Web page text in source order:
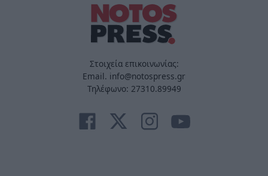
Στοιχεία επικοινωνίας:
Email. info@notospress.gr
Τηλέφωνο: 27310.89949